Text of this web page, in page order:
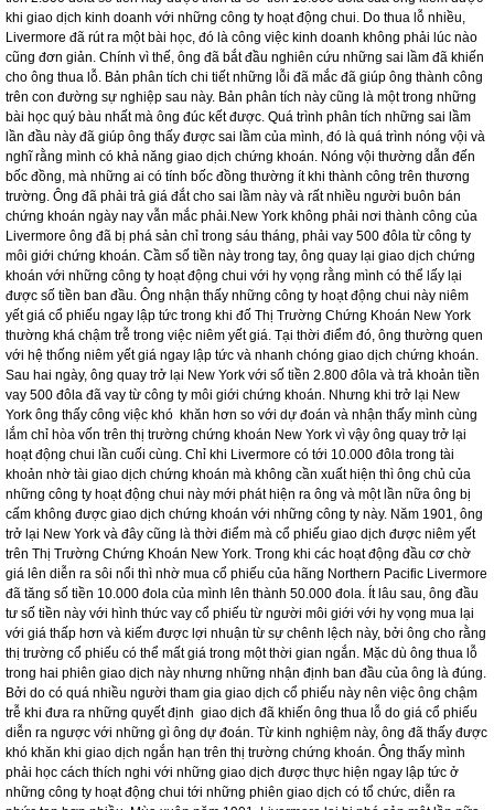
công này, người ta đã đặt cho ông biệt danh "Chú bé đầu cơ" Những ông chủ
trong các công ty hoạt động chui không muốn làm việc với ông vì những phiên
giao dịch chứng khoán thành công đã khiến họ mất đi nguồn lợi nhuận. Với lòng
tin ông quyết tâm định đến New York để giao dịch cổ phiếu những cổ phiếu
được niêm yết trên thị trường Chứng Khoán New York. Cuối cùng thời điểm của
ông đã đến, đây là lúc ông có thể kiểm tra năng lực của mình trong một thị
trường giao dịch lớn hơn. Thông qua công ty môi giới, ông mở tài khoản với số
tiền 2.500 đôla số tiền này được trích từ số tiền 10.000 đola của ông kiếm được
khi giao dịch kinh doanh với những công ty hoạt động chui. Do thua lỗ nhiều,
Livermore đã rút ra một bài học, đó là công việc kinh doanh không phải lúc nào
cũng đơn giản. Chính vì thế, ông đã bắt đầu nghiên cứu những sai lầm đã khiến
cho ông thua lỗ. Bản phân tích chi tiết những lỗi đã mắc đã giúp ông thành công
trên con đường sự nghiệp sau này. Bản phân tích này cũng là một trong những
bài học quý bàu nhất mà ông đúc kết được. Quá trình phân tích những sai lầm
lần đầu này đã giúp ông thấy được sai lầm của mình, đó là quá trình nóng vội và
nghĩ rằng mình có khả năng giao dịch chứng khoán. Nóng vội thường dẫn đến
bốc đồng, mà những ai có tính bốc đồng thường ít khi thành công trên thương
trường. Ông đã phải trả giá đắt cho sai lầm này và rất nhiều người buôn bán
chứng khoán ngày nay vẫn mắc phải.New York không phải nơi thành công của
Livermore ông đã bị phá sản chỉ trong sáu tháng, phải vay 500 đôla từ công ty
môi giới chứng khoán. Cầm số tiền này trong tay, ông quay lại giao dịch chứng
khoán với những công ty hoạt động chui với hy vọng rằng mình có thể lấy lại
được số tiền ban đầu. Ông nhận thấy những công ty hoạt động chui này niêm
yết giá cổ phiếu ngay lập tức trong khi đố Thị Trường Chứng Khoán New York
thường khá chậm trễ trong việc niêm yết giá. Tại thời điểm đó, ông thường quen
với hệ thống niêm yết giá ngay lập tức và nhanh chóng giao dịch chứng khoán.
Sau hai ngày, ông quay trở lại New York với số tiền 2.800 đôla và trả khoản tiền
vay 500 đôla đã vay từ công ty môi giới chứng khoán. Nhưng khi trở lại New
York ông thấy công việc khó khăn hơn so với dự đoán và nhận thấy mình cùng
lắm chỉ hòa vốn trên thị trường chứng khoán New York vì vậy ông quay trở lại
hoạt động chui lần cuối cùng. Chỉ khi Livermore có tới 10.000 đôla trong tài
khoản nhờ tài giao dịch chứng khoán mà không cần xuất hiện thì ông chủ của
những công ty hoạt động chui này mới phát hiện ra ông và một lần nữa ông bị
cấm không được giao dịch chứng khoán với những công ty này. Năm 1901, ông
trở lại New York và đây cũng là thời điểm mà cổ phiếu giao dịch được niêm yết
trên Thị Trường Chứng Khoán New York. Trong khi các hoạt động đầu cơ chờ
giá lên diễn ra sôi nổi thì nhờ mua cổ phiếu của hãng Northern Pacific Livermore
đã tăng số tiền 10.000 đola của mình lên thành 50.000 đola. Ít lâu sau, ông đầu
tư số tiền này với hình thức vay cổ phiếu từ người môi giới với hy vọng mua lại
với giá thấp hơn và kiếm được lợi nhuận từ sự chênh lệch này, bởi ông cho rằng
thị trường cổ phiếu có thể mất giá trong một thời gian ngắn. Mặc dù ông thua lỗ